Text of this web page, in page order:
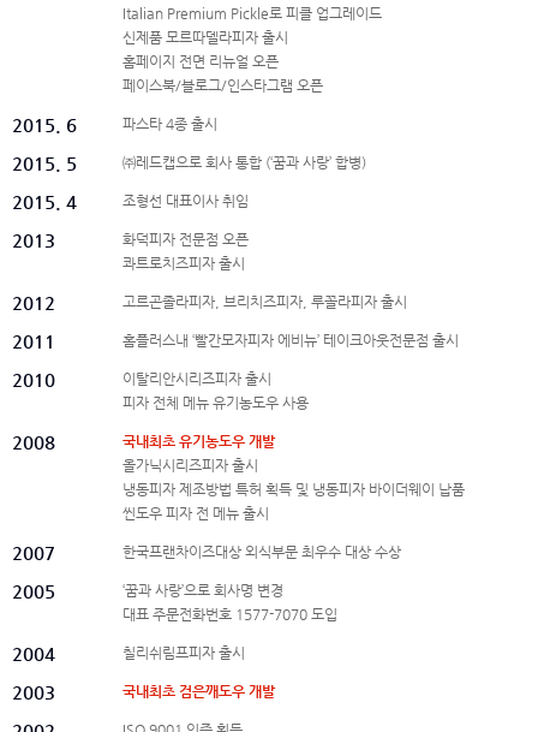
Italian Premium Pickle로 피클 업그레이드
신제품 모르따델라피자 출시
홈페이지 전면 리뉴얼 오픈
페이스북/블로그/인스타그램 오픈
2015. 6 파스타 4종 출시
2015. 5 ㈜레드캡으로 회사 통합 (‘꿈과 사랑’ 합병)
2015. 4 조형선 대표이사 취임
2013
화덕피자 전문점 오픈
콰트로치즈피자 출시
2012 고르곤졸라피자, 브리치즈피자, 루꼴라피자 출시
2011 홈플러스내 ‘빨간모자피자 에비뉴’ 테이크아웃전문점 출시
2010
이탈리안시리즈피자 출시
피자 전체 메뉴 유기농도우 사용
2008
국내최초 유기농도우 개발
올가닉시리즈피자 출시
냉동피자 제조방법 특허 획득 및 냉동피자 바이더웨이 납품
씬도우 피자 전 메뉴 출시
2007 한국프랜차이즈대상 외식부문 최우수 대상 수상
2005
‘꿈과 사랑’으로 회사명 변경
대표 주문전화번호 1577-7070 도입
2004 칠리쉬림프피자 출시
2003 국내최초 검은깨도우 개발